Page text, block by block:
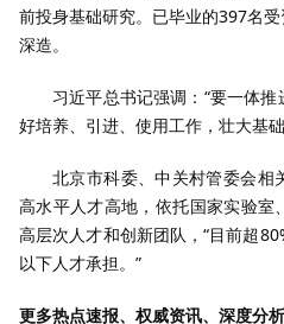
前投身基础研究。已毕业的397名
深造。
习近平总书记强调：“要一体
好培养、引进、使用工作，壮大基
北京市科委、中关村管委会相
高水平人才高地，依托国家实验室
高层次人才和创新团队，“目前超
以下人才承担。”
更多热点速报、权威资讯、深度分